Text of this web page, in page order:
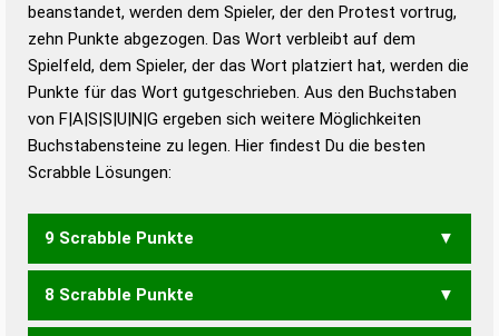
Duden – Standardwerk in 12 Bänden
Duden – Richtiges und gutes
Deutsch
Duden – Die deutsche Grammatik
Duden – Deutsches
beanstandet, werden dem Spieler, der den Protest vortrug,
zehn Punkte abgezogen. Das Wort verbleibt auf dem
Spielfeld, dem Spieler, der das Wort platziert hat, werden die
Punkte für das Wort gutgeschrieben. Aus den Buchstaben
von F|A|S|S|U|N|G ergeben sich weitere Möglichkeiten
Buchstabensteine zu legen. Hier findest Du die besten
Scrabble Lösungen:
9 Scrabble Punkte
FANGS
8 Scrabble Punkte